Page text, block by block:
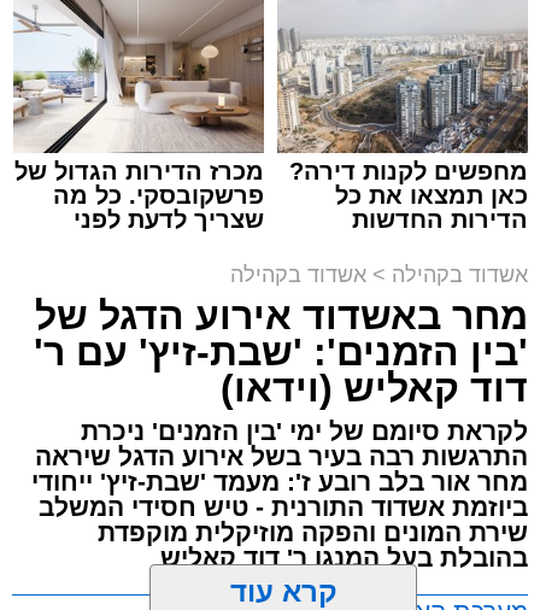
צילום: א' מיכאלי
לקראת יום הילולא קדישא של הרה"ק רבי אהרון
מבעלזא זצוק"ל, נשא האדמו"ר הגה"צ רבי דוד
חנניה פינטו שליט"א, נשיא ממלכת התורה "אורות
חיים ומשה", דרשה מיוחדת ממקום מושבו שבניו
ג'רזי בארה"ב, שבה עמד על חשיבות ההידבקות
מחפשים לקנות דירה?
כאן תמצאו את כל
הדירות החדשות
מכרז הדירות הגדול של
פרשקובסקי. כל מה
שצריך לדעת לפני
באשדוד
אשדוד בקהילה > אשדוד בקהילה
מחר באשדוד אירוע הדגל של
'בין הזמנים': 'שבת-זיץ' עם ר'
דוד קאליש (וידאו)
לקראת סיומם של ימי 'בין הזמנים' ניכרת
התרגשות רבה בעיר בשל אירוע הדגל שיראה
מחר אור בלב רובע ז': מעמד 'שבת-זיץ' ייחודי
ביוזמת אשדוד התורנית - טיש חסידי המשלב
שירת המונים והפקה מוזיקלית מוקפדת
בהובלת בעל המנגן ר' דוד קאליש
קרא עוד